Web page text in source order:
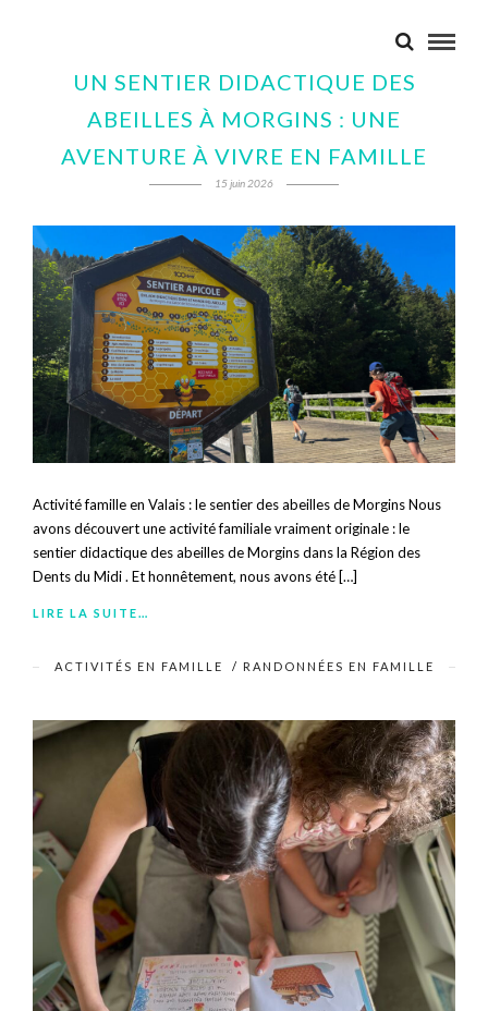
UN SENTIER DIDACTIQUE DES
ABEILLES À MORGINS : UNE
AVENTURE À VIVRE EN FAMILLE
15 juin 2026
Activité famille en Valais : le sentier des abeilles de Morgins Nous
avons découvert une activité familiale vraiment originale : le
sentier didactique des abeilles de Morgins dans la Région des
Dents du Midi . Et honnêtement, nous avons été […]
LIRE LA SUITE…
ACTIVITÉS EN FAMILLE / RANDONNÉES EN FAMILLE